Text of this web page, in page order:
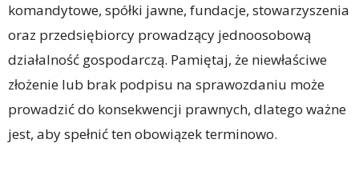
komandytowe, spółki jawne, fundacje, stowarzyszenia
oraz przedsiębiorcy prowadzący jednoosobową
działalność gospodarczą. Pamiętaj, że niewłaściwe
złożenie lub brak podpisu na sprawozdaniu może
prowadzić do konsekwencji prawnych, dlatego ważne
jest, aby spełnić ten obowiązek terminowo.